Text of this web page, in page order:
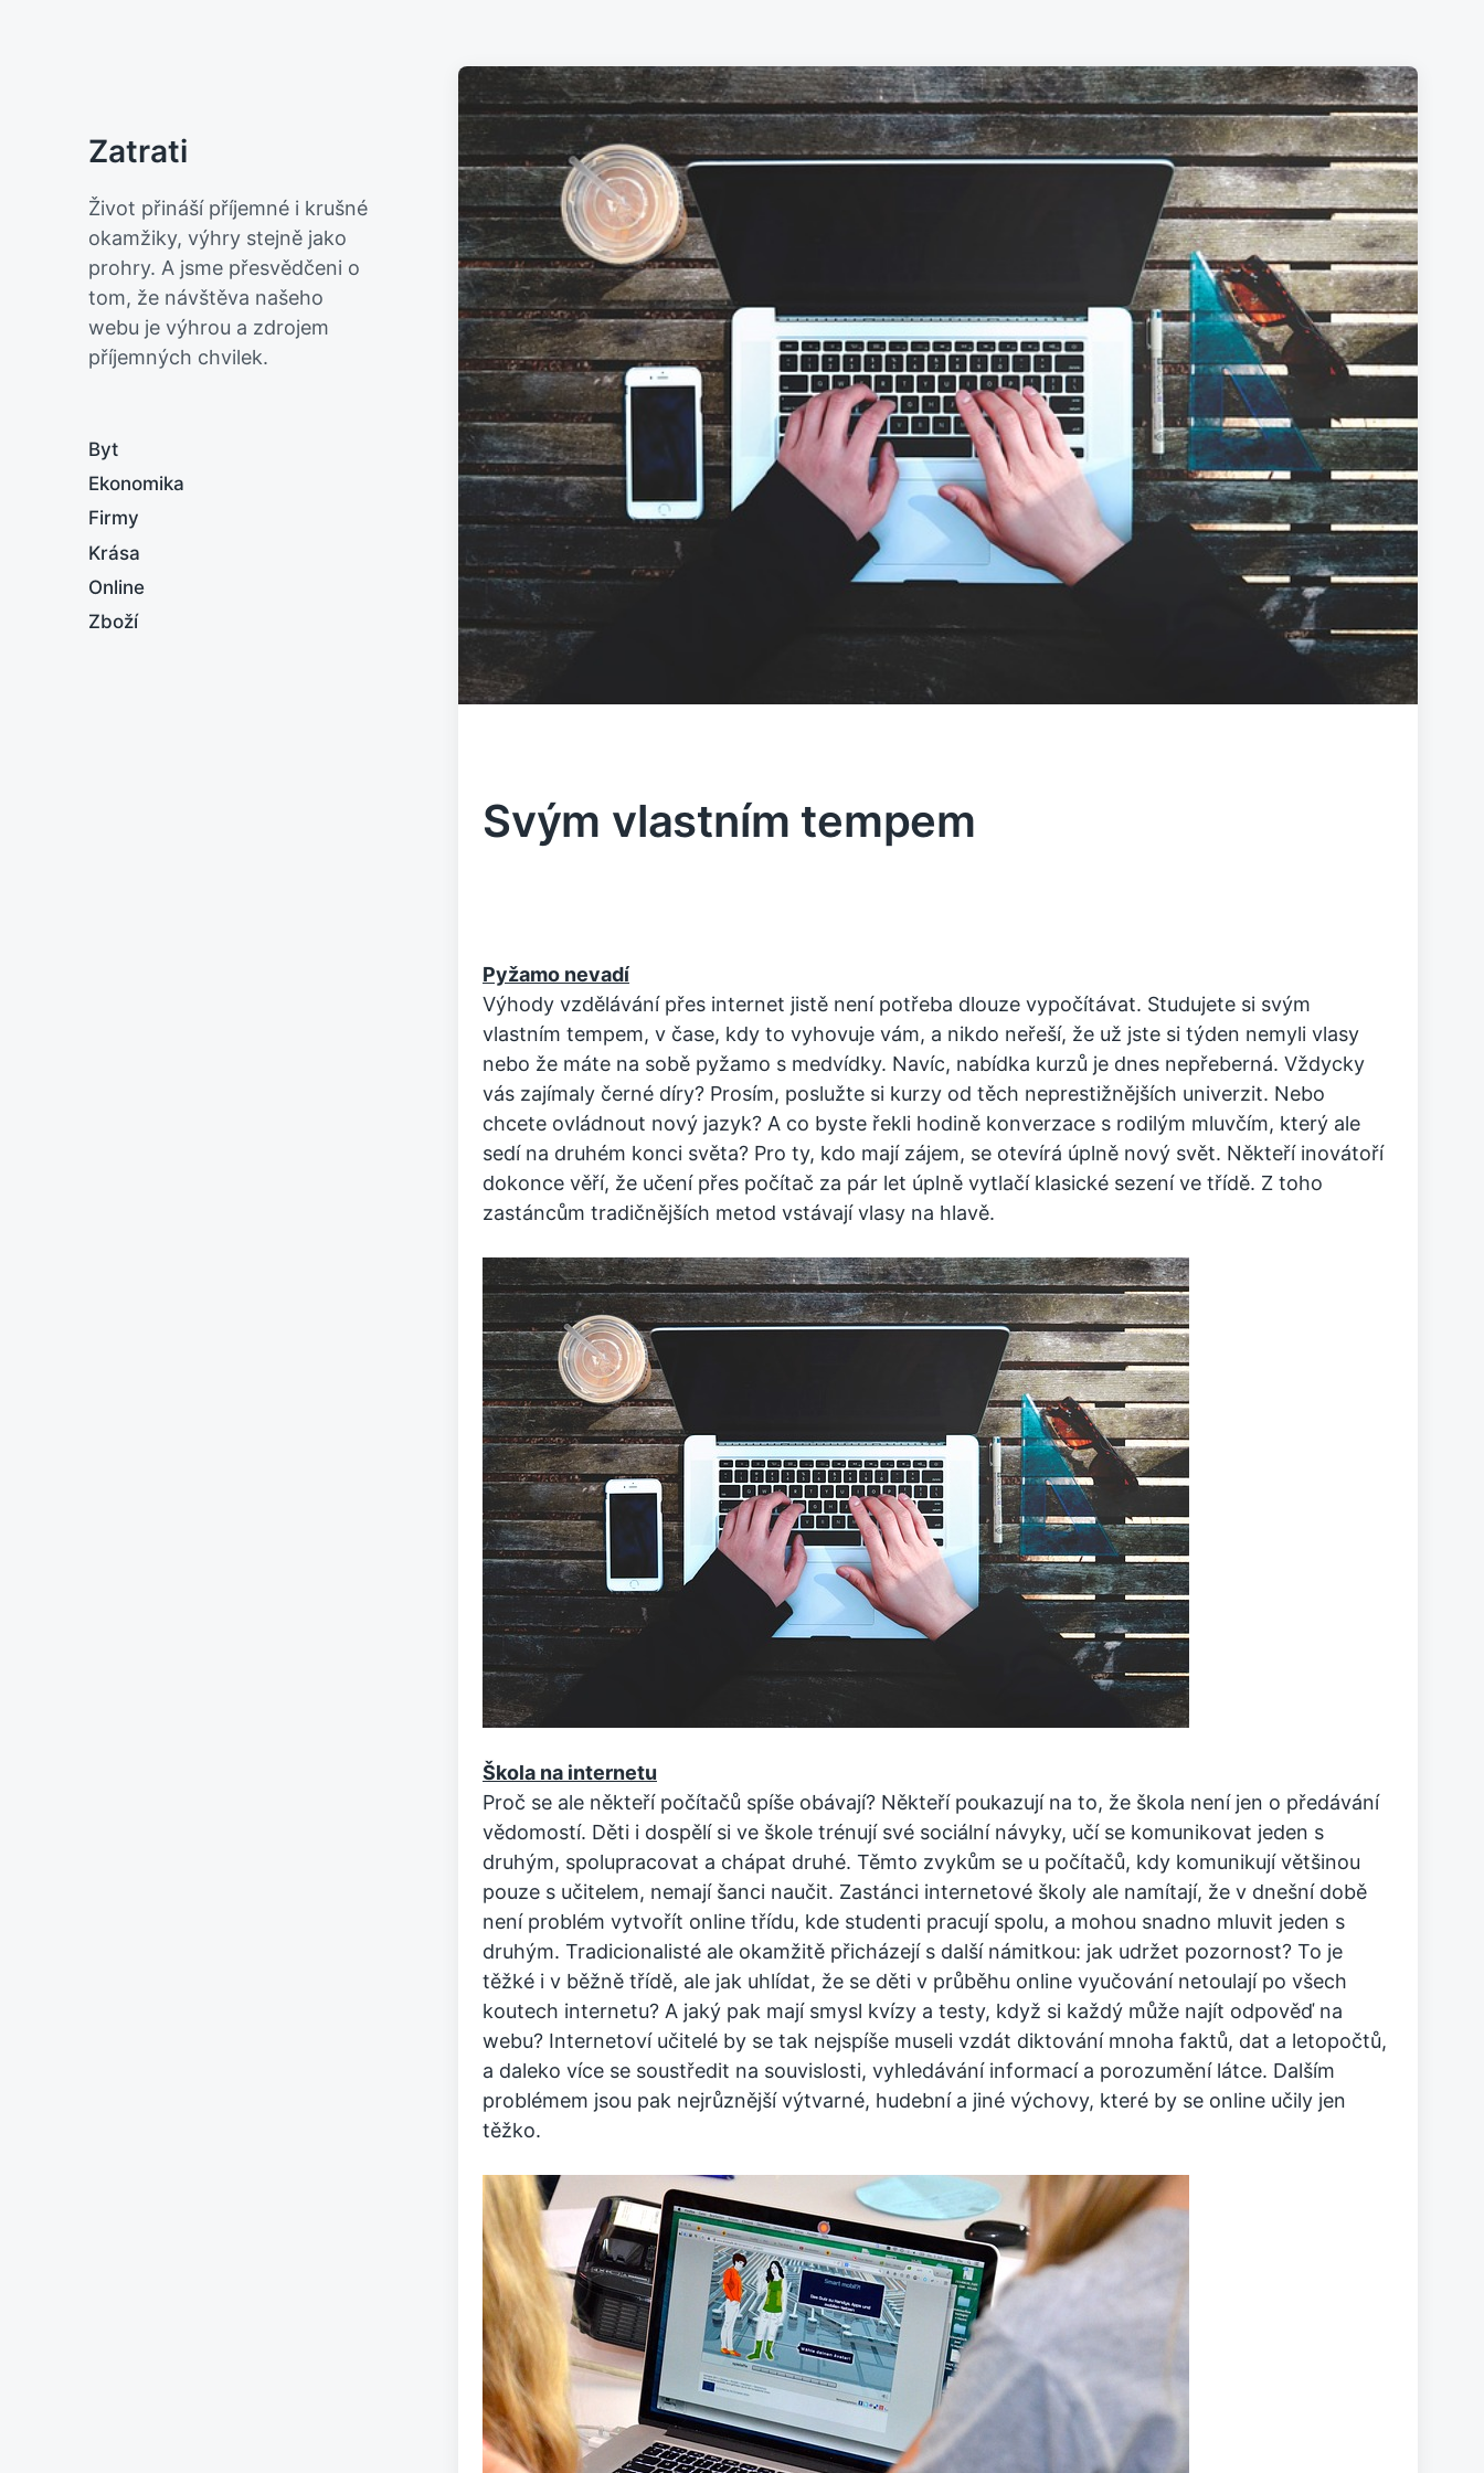
Zatrati
Život přináší příjemné i krušné
okamžiky, výhry stejně jako
prohry. A jsme přesvědčeni o
tom, že návštěva našeho
webu je výhrou a zdrojem
příjemných chvilek.
Byt
Ekonomika
Firmy
Krása
Online
Zboží
Svým vlastním tempem
Pyžamo nevadí
Výhody vzdělávání přes internet jistě není potřeba dlouze vypočítávat. Studujete si svým
vlastním tempem, v čase, kdy to vyhovuje vám, a nikdo neřeší, že už jste si týden nemyli vlasy
nebo že máte na sobě pyžamo s medvídky. Navíc, nabídka kurzů je dnes nepřeberná. Vždycky
vás zajímaly černé díry? Prosím, poslužte si kurzy od těch neprestižnějších univerzit. Nebo
chcete ovládnout nový jazyk? A co byste řekli hodině konverzace s rodilým mluvčím, který ale
sedí na druhém konci světa? Pro ty, kdo mají zájem, se otevírá úplně nový svět. Někteří inovátoří
dokonce věří, že učení přes počítač za pár let úplně vytlačí klasické sezení ve třídě. Z toho
zastáncům tradičnějších metod vstávají vlasy na hlavě.
Škola na internetu
Proč se ale někteří počítačů spíše obávají? Někteří poukazují na to, že škola není jen o předávání
vědomostí. Děti i dospělí si ve škole trénují své sociální návyky, učí se komunikovat jeden s
druhým, spolupracovat a chápat druhé. Těmto zvykům se u počítačů, kdy komunikují většinou
pouze s učitelem, nemají šanci naučit. Zastánci internetové školy ale namítají, že v dnešní době
není problém vytvořít online třídu, kde studenti pracují spolu, a mohou snadno mluvit jeden s
druhým. Tradicionalisté ale okamžitě přicházejí s další námitkou: jak udržet pozornost? To je
těžké i v běžně třídě, ale jak uhlídat, že se děti v průběhu online vyučování netoulají po všech
koutech internetu? A jaký pak mají smysl kvízy a testy, když si každý může najít odpověď na
webu? Internetoví učitelé by se tak nejspíše museli vzdát diktování mnoha faktů, dat a letopočtů,
a daleko více se soustředit na souvislosti, vyhledávání informací a porozumění látce. Dalším
problémem jsou pak nejrůznější výtvarné, hudební a jiné výchovy, které by se online učily jen
těžko.